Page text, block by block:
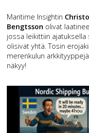
Maritime Insightin
Bengtsson olivat
jossa leikittiin
olisivat yhtä. Tosin
merenkulun
näkyy!